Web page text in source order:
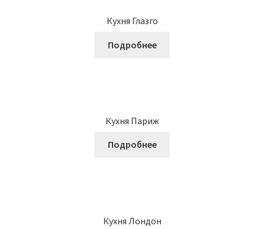
Кухня Глазго
Подробнее
Кухня Париж
Подробнее
Кухня Лондон